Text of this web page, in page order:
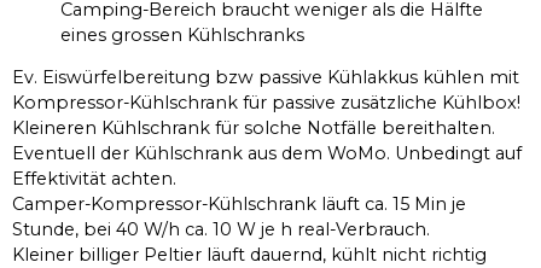
Camping-Bereich braucht weniger als die Hälfte
eines grossen Kühlschranks
Ev. Eiswürfelbereitung bzw passive Kühlakkus kühlen mit
Kompressor-Kühlschrank für passive zusätzliche Kühlbox!
Kleineren Kühlschrank für solche Notfälle bereithalten.
Eventuell der Kühlschrank aus dem WoMo. Unbedingt auf
Effektivität achten.
Camper-Kompressor-Kühlschrank läuft ca. 15 Min je
Stunde, bei 40 W/h ca. 10 W je h real-Verbrauch.
Kleiner billiger Peltier läuft dauernd, kühlt nicht richtig